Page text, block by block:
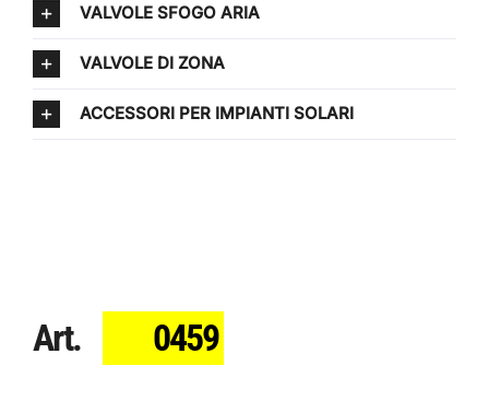
Art. 0459
VALVOLE SFOGO ARIA
VALVOLE DI ZONA
ACCESSORI PER IMPIANTI SOLARI